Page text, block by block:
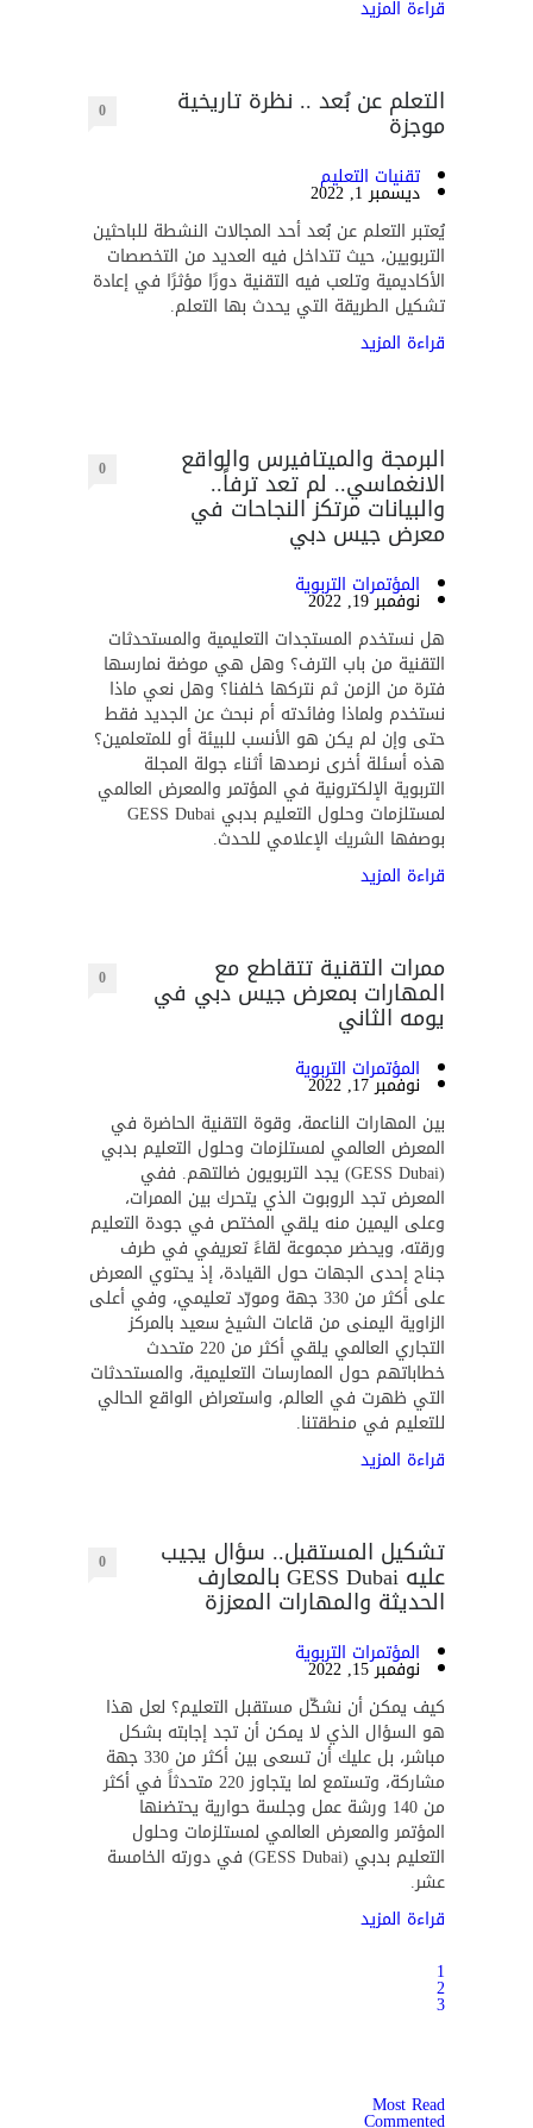
قراءة المزيد
التعلم عن بُعد .. نظرة تاريخية
موجزة 0
تقنيات التعليم
ديسمبر 1, 2022
يُعتبر التعلم عن بُعد أحد المجالات النشطة للباحثين
التربويين، حيث تتداخل فيه العديد من التخصصات
الأكاديمية وتلعب فيه التقنية دورًا مؤثرًا في إعادة
تشكيل الطريقة التي يحدث بها التعلم.
قراءة المزيد
البرمجة والميتافيرس والواقع
الانغماسي.. لم تعد ترفاً..
والبيانات مرتكز النجاحات في
معرض جيس دبي
0
المؤتمرات التربوية
نوفمبر 19, 2022
هل نستخدم المستجدات التعليمية والمستحدثات
التقنية من باب الترف؟ وهل هي موضة نمارسها
فترة من الزمن ثم نتركها خلفنا؟ وهل نعي ماذا
نستخدم ولماذا وفائدته أم نبحث عن الجديد فقط
حتى وإن لم يكن هو الأنسب للبيئة أو للمتعلمين؟
هذه أسئلة أخرى نرصدها أثناء جولة المجلة
التربوية الإلكترونية في المؤتمر والمعرض العالمي
لمستلزمات وحلول التعليم بدبي GESS Dubai
بوصفها الشريك الإعلامي للحدث.
قراءة المزيد
ممرات التقنية تتقاطع مع
المهارات بمعرض جيس دبي في
يومه الثاني
0
المؤتمرات التربوية
نوفمبر 17, 2022
بين المهارات الناعمة، وقوة التقنية الحاضرة في
المعرض العالمي لمستلزمات وحلول التعليم بدبي
(GESS Dubai) يجد التربويون ضالتهم. ففي
المعرض تجد الروبوت الذي يتحرك بين الممرات،
وعلى اليمين منه يلقي المختص في جودة التعليم
ورقته، ويحضر مجموعة لقاءً تعريفي في طرف
جناح إحدى الجهات حول القيادة، إذ يحتوي المعرض
على أكثر من 330 جهة ومورّد تعليمي، وفي أعلى
الزاوية اليمنى من قاعات الشيخ سعيد بالمركز
التجاري العالمي يلقي أكثر من 220 متحدث
خطاباتهم حول الممارسات التعليمية، والمستحدثات
التي ظهرت في العالم، واستعراض الواقع الحالي
للتعليم في منطقتنا.
قراءة المزيد
تشكيل المستقبل.. سؤال يجيب
عليه GESS Dubai بالمعارف
الحديثة والمهارات المعززة
0
المؤتمرات التربوية
نوفمبر 15, 2022
كيف يمكن أن نشكّل مستقبل التعليم؟ لعل هذا
هو السؤال الذي لا يمكن أن تجد إجابته بشكل
مباشر، بل عليك أن تسعى بين أكثر من 330 جهة
مشاركة، وتستمع لما يتجاوز 220 متحدثاً في أكثر
من 140 ورشة عمل وجلسة حوارية يحتضنها
المؤتمر والمعرض العالمي لمستلزمات وحلول
التعليم بدبي (GESS Dubai) في دورته الخامسة
عشر.
قراءة المزيد
1
2
3
Most Read
Commented